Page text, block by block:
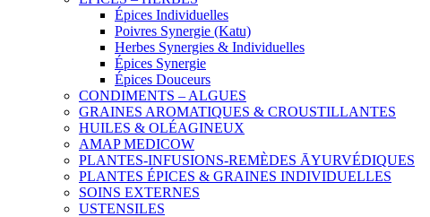
Épices Individuelles
Poivres Synergie (Katu)
Herbes Synergies & Individuelles
Épices Synergie
Épices Douceurs
CONDIMENTS – ALGUES
GRAINES AROMATIQUES & CROUSTILLANTES
HUILES & OLÉAGINEUX
AMAP MEDICOW
PLANTES-INFUSIONS-REMÈDES ĀYURVÉDIQUES
PLANTES ÉPICES & GRAINES INDIVIDUELLES
SOINS EXTERNES
USTENSILES